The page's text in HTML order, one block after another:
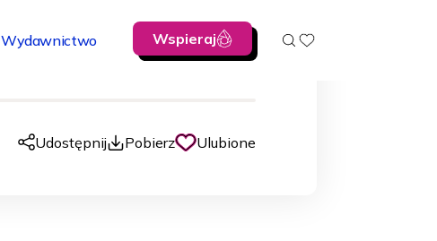
Wydawnictwo Wspieraj
Udostępnij Pobierz Ulubione